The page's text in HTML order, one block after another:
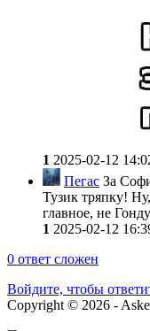
1 2025-02-12
Пегас За
Тузик тряпку!
главное, не
1 2025-02-12
0 ответ сложен
Войдите, чтобы
Copyright © 2026 -